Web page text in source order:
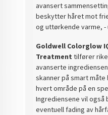
avansert
beskytter håret mot
og uttørkende varme, -
Goldwell Colorglow
Treatment tilfører
avanserte
skanner på smart
hvert område på en
Ingrediensenevil også
eventuell fading av